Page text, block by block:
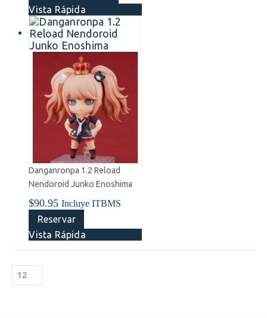
Vista Rápida
Danganronpa 1.2 Reload
Nendoroid Junko Enoshima
$90.95 Incluye ITBMS
Reservar
Vista Rápida